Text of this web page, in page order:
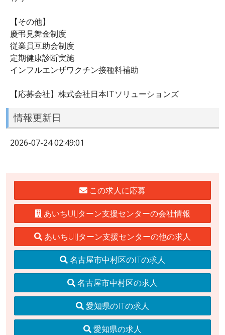
【その他】
慶弔見舞金制度
従業員互助会制度
定期健康診断実施
インフルエンザワクチン接種料補助
【応募会社】株式会社日本ITソリューションズ
情報更新日
2026-07-24 02:49:01
この求人に応募
あいちUIJターン支援センターの会社情報
あいちUIJターン支援センターの他の求人
名古屋市中村区のITの求人
名古屋市中村区の求人
愛知県のITの求人
愛知県の求人